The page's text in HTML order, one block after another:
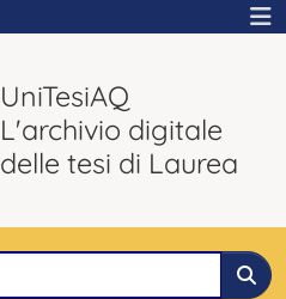
UniTesiAQ
L'archivio digitale
delle tesi di Laurea